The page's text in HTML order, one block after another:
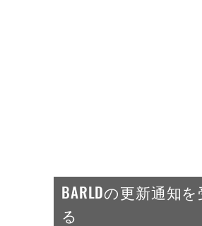
BARLDの更新通知
る